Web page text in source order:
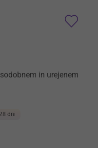
in urejenem
dni